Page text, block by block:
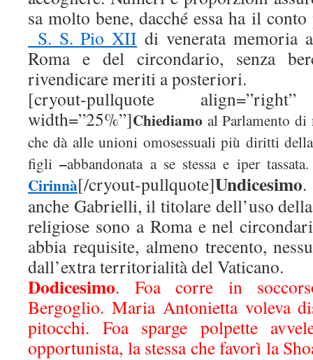
sa molto bene, dacché essa ha il conto
S. S. Pio XII di venerata memoria
Roma e del circondario, senza
rivendicare meriti a posteriori.
[cryout-pullquote
width=”25%”]Chiediamo al Parlamento di
che dà alle unioni omosessuali più diritti
figli–abbandonata a se stessa e iper
Cirinnà[/cryout-pullquote]Undicesimo
anche Gabrielli, il titolare dell’uso
religiose sono a Roma e nel
abbia requisite, almeno trecento,
dall’extra territorialità del Vaticano.
Dodicesimo. Foa corre in
Bergoglio. Maria Antonietta voleva
pitocchi. Foa sparge polpette
opportunista, la stessa che favorì la